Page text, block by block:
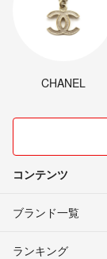
CHANEL
コンテンツ
ブランド一覧
ランキング